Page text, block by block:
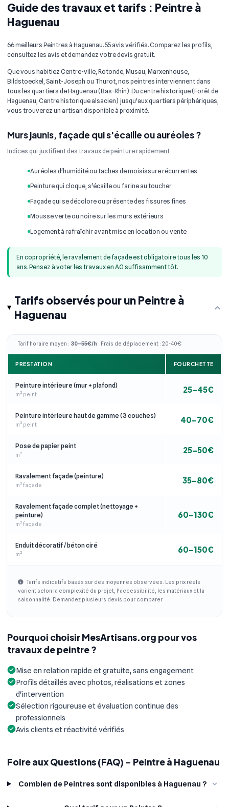
Guide des travaux et tarifs : Peintre à
Haguenau
66 meilleurs Peintres à Haguenau. 55 avis vérifiés. Comparez les profils,
consultez les avis et demandez votre devis gratuit.
Que vous habitiez Centre-ville, Rotonde, Musau, Marxenhouse,
Bildstoeckel, Saint-Joseph ou Thurot, nos peintres interviennent dans
tous les quartiers de Haguenau (Bas-Rhin). Du centre historique (Forêt de
Haguenau, Centre historique alsacien) jusqu'aux quartiers périphériques,
vous trouverez un artisan disponible à proximité.
Murs jaunis, façade qui s'écaille ou auréoles ?
Indices qui justifient des travaux de peinture rapidement
Auréoles d'humidité ou taches de moisissure récurrentes
Peinture qui cloque, s'écaille ou farine au toucher
Façade qui se décolore ou présente des fissures fines
Mousse verte ou noire sur les murs extérieurs
Logement à rafraîchir avant mise en location ou vente
En copropriété, le ravalement de façade est obligatoire tous les 10
ans. Pensez à voter les travaux en AG suffisamment tôt.
Tarifs observés pour un Peintre à
Haguenau
Tarif horaire moyen : 30–55€/h · Frais de déplacement : 20-40€
PRESTATION FOURCHETTE
Peinture intérieure (mur + plafond)
m² peint 25–45€
Peinture intérieure haut de gamme (3 couches)
m² peint 40–70€
Pose de papier peint
m² 25–50€
Ravalement façade (peinture)
m² façade 35–80€
Ravalement façade complet (nettoyage +
peinture)
m² façade
60–130€
Enduit décoratif / béton ciré
m² 60–150€
Tarifs indicatifs basés sur des moyennes observées. Les prix réels
varient selon la complexité du projet, l'accessibilité, les matériaux et la
saisonnalité. Demandez plusieurs devis pour comparer.
Pourquoi choisir MesArtisans.org pour vos
travaux de peintre ?
Mise en relation rapide et gratuite, sans engagement
Profils détaillés avec photos, réalisations et zones
d'intervention
Sélection rigoureuse et évaluation continue des
professionnels
Avis clients et réactivité vérifiés
Foire aux Questions (FAQ) - Peintre à Haguenau
Combien de Peintres sont disponibles à Haguenau ?